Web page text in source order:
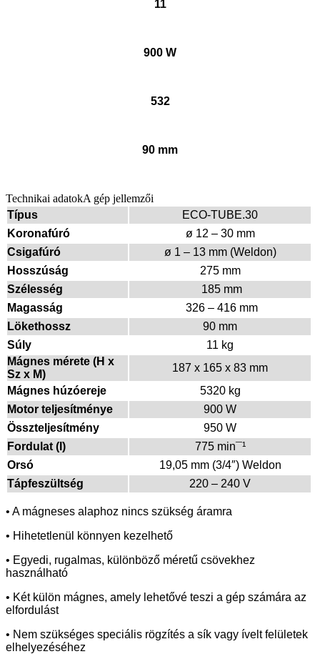
11
900 W
532
90 mm
Technikai adatokA gép jellemzői
Típus
ECO-TUBE.30
Koronafúró
ø 12 – 30 mm
Csigafúró
ø 1 – 13 mm (Weldon)
Hosszúság
275 mm
Szélesség
185 mm
Magasság
326 – 416 mm
Lökethossz
90 mm
Súly
11 kg
Mágnes mérete (H x
Sz x M)
187 x 165 x 83 mm
Mágnes húzóereje
5320 kg
Motor teljesítménye
900 W
Összteljesítmény
950 W
Fordulat (I)
775 min¯¹
Orsó
19,05 mm (3/4″) Weldon
Tápfeszültség
220 – 240 V
• A mágneses alaphoz nincs szükség áramra
• Hihetetlenül könnyen kezelhető
• Egyedi, rugalmas, különböző méretű csövekhez
használható
• Két külön mágnes, amely lehetővé teszi a gép számára az
elfordulást
• Nem szükséges speciális rögzítés a sík vagy ívelt felületek
elhelyezéséhez